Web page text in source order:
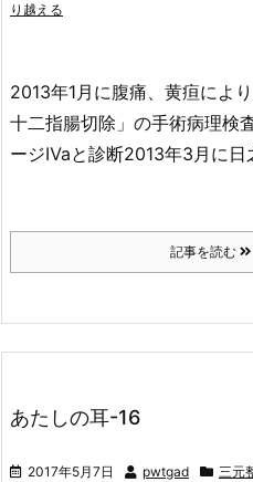
り越える
2013年1月に腹痛、黄疸によ
十二指腸切除」の手術病理検
ージⅣaと診断2013年3月に日
記事を読む
あたしの耳-16
2017年5月7日 pwtgad 三元